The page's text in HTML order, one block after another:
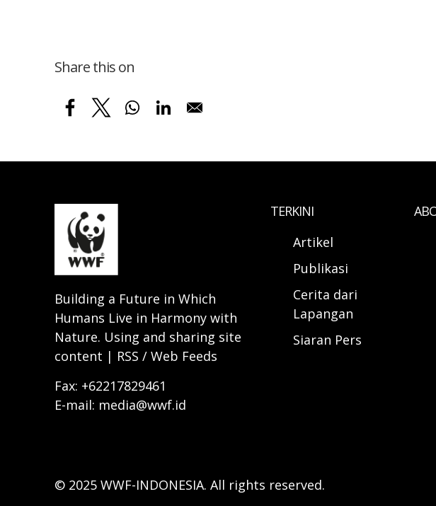
Share this on
Building a Future in Which
Humans Live in Harmony with
Nature. Using and sharing site
content | RSS / Web Feeds
Fax: +62217829461
E-mail: media@wwf.id
TERKINI
Artikel
Publikasi
Cerita dari
Lapangan
Siaran Pers
© 2025 WWF-INDONESIA. All rights reserved.